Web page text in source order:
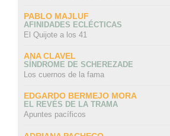
PABLO MAJLUF
AFINIDADES ECLÉCTICAS
El Quijote a los 41
ANA CLAVEL
SÍNDROME DE SCHEREZADE
Los cuernos de la fama
EDGARDO BERMEJO MORA
EL REVÉS DE LA TRAMA
Apuntes pacíficos